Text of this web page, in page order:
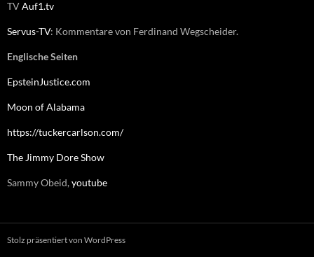
TVAuf1.tv
Servus-TV: Kommentare von Ferdinand Wegscheider.
Englische Seiten
EpsteinJustice.com
Moon of Alabama
https://tuckercarlson.com/
The Jimmy Dore Show
Sammy Obeid,youtube
Stolz präsentiert von WordPress